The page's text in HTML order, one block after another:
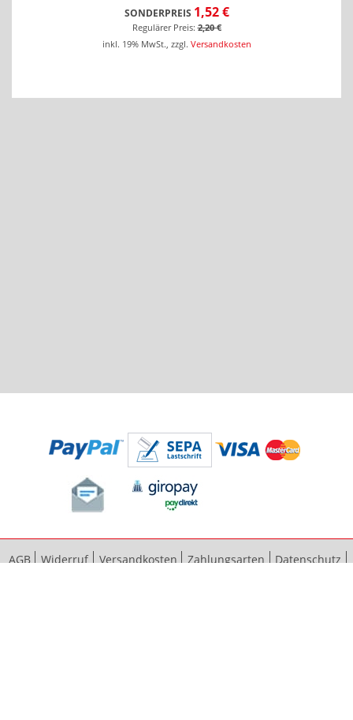
SONDERPREIS 1,52 €
Regulärer Preis: 2,20 €
inkl. 19% MwSt., zzgl. Versandkosten
AGB Widerruf Versandkosten Zahlungsarten
Datenschutz